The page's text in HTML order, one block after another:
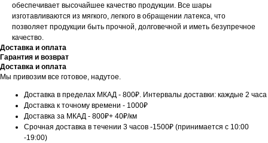
обеспечивает высочайшее качество продукции. Все шары
изготавливаются из мягкого, легкого в обращении латекса, что
позволяет продукции быть прочной, долговечной и иметь безупречное
качество.
Доставка и оплата
Гарантия и возврат
Доставка и оплата
Мы привозим все готовое, надутое.
Доставка в пределах МКАД - 800₽. Интервалы доставки: каждые 2 часа
Доставка к точному времени - 1000₽
Доставка за МКАД - 800₽+ 40₽/км
Срочная доставка в течении 3 часов -1500₽ (принимается с 10:00
-19:00)